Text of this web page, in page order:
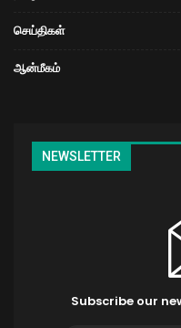
செய்திகள்
ஆன்மீகம்
NEWSLETTER
Subscribe our